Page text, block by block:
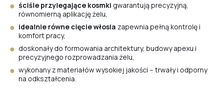
ściśle przylegające kosmki gwarantują precyzyjną,
równomierną aplikację żelu,
idealnie równe cięcie włosia zapewnia pełną kontrolę i
komfort pracy,
doskonały do formowania architektury, budowy apexu i
precyzyjnego rozprowadzania żelu,
wykonany z materiałów wysokiej jakości – trwały i odporny
na odkształcenia.